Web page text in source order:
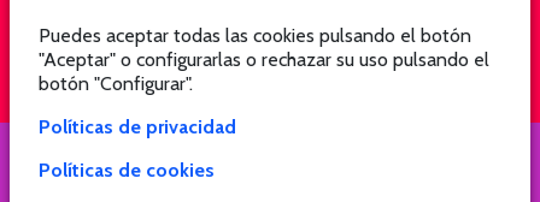
QUIÉNES SOMOS SUSCRÍBETE
Puedes aceptar todas las cookies pulsando el botón
"Aceptar" o configurarlas o rechazar su uso pulsando el
botón "Configurar".
Políticas de privacidad
Políticas de cookies